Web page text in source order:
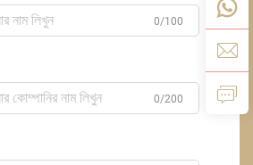
0/100
0/200